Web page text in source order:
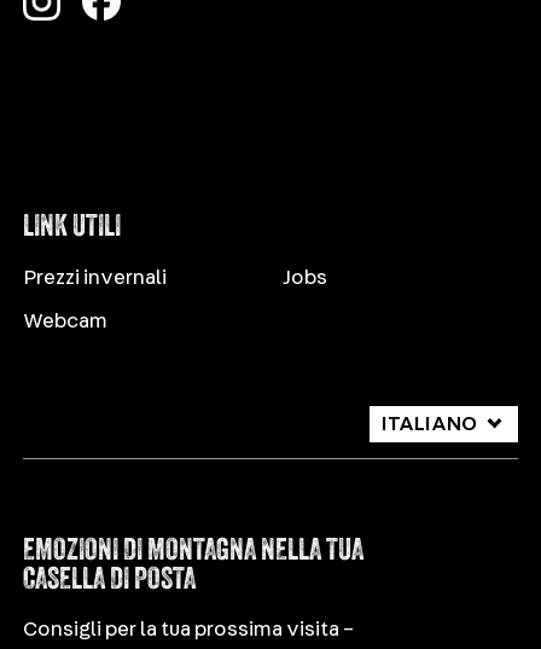
LINK UTILI
Prezzi invernali
Webcam
Jobs
ITALIANO
DEUTSCH
EMOZIONI DI MONTAGNA NELLA TUA
CASELLA DI POSTA
Consigli per la tua prossima visita –